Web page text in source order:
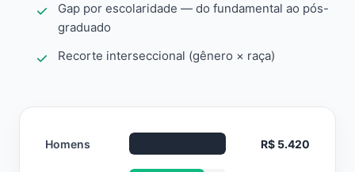
Gap por escolaridade — do fundamental ao pós-
graduado
Recorte interseccional (gênero × raça)
Homens R$ 5.420